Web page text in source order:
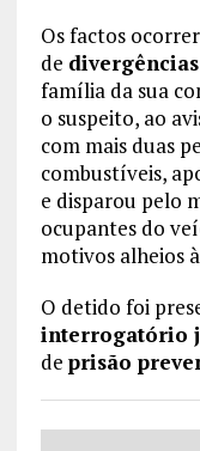
Os factos
de
família da sua
o suspeito, ao
com mais duas
combustíveis,
e disparou pelo
ocupantes do
motivos alheios
O detido foi
interrogatório
de prisão